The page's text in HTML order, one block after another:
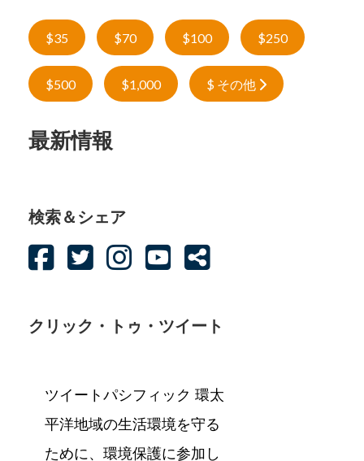
$35 $70 $100 $250
$500 $1,000 $ その他
最新情報
検索＆シェア
クリック・トゥ・ツイート
ツイートパシフィック 環太
平洋地域の生活環境を守る
ために、環境保護に参加し